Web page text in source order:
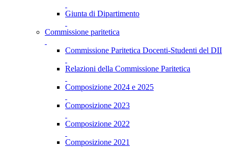
Giunta di Dipartimento
Commissione paritetica
Commissione Paritetica Docenti-Studenti del DII
Relazioni della Commissione Paritetica
Composizione 2024 e 2025
Composizione 2023
Composizione 2022
Composizione 2021